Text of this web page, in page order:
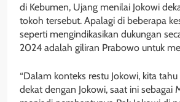
di Kebumen, Ujang menilai Jokowi
tokoh tersebut. Apalagi di beberapa
seperti mengindikasikan dukungan
2024 adalah giliran Prabowo untuk
“Dalam konteks restu Jokowi, kita
dekat dengan Jokowi, saat ini sebagai